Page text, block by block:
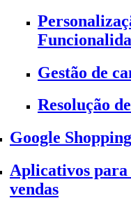
Gestão de
Resolução
Google Shopping
Aplicativos para
vendas